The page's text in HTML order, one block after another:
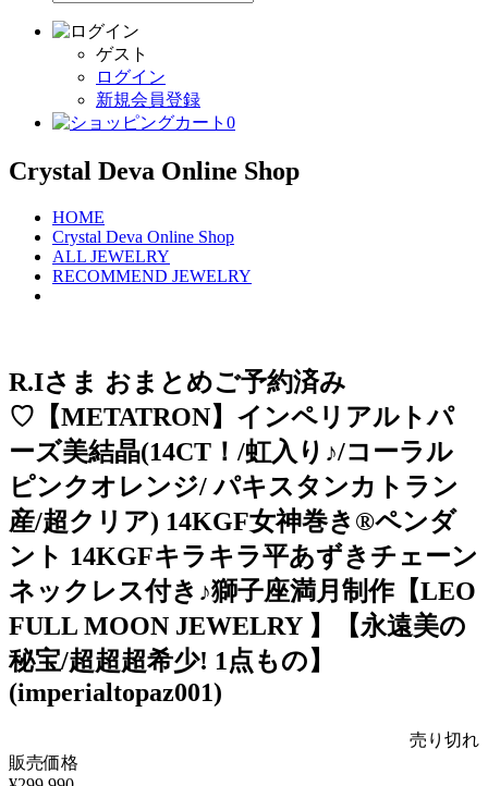
ゲスト
ログイン
新規会員登録
0
Crystal Deva Online Shop
HOME
Crystal Deva Online Shop
ALL JEWELRY
RECOMMEND JEWELRY
R.Iさま おまとめご予約済み
♡【METATRON】インペリアルトパ
ーズ美結晶(14CT！/虹入り♪/コーラル
ピンクオレンジ/ パキスタンカトラン
産/超クリア) 14KGF女神巻き®︎ペンダ
ント 14KGFキラキラ平あずきチェーン
ネックレス付き♪獅子座満月制作【LEO
FULL MOON JEWELRY 】【永遠美の
秘宝/超超超希少! 1点もの】
(imperialtopaz001)
売り切れ
販売価格